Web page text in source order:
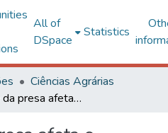
All of
DSpace
Statistics
Ciências Agrárias
A qualidade da presa afeta o desenvolvimento e a reprodução de Podisus nigrispinus (Heteroptera: Pentatomidae)?